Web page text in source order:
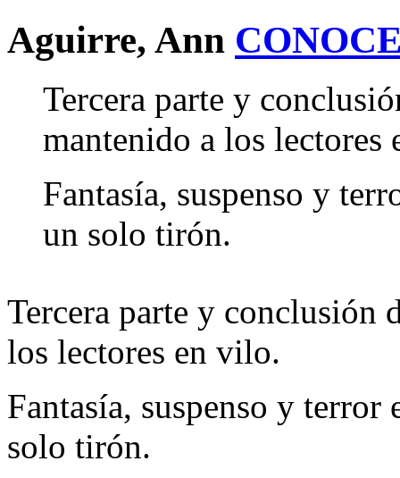
Aguirre, Ann
Tercera parte y
mantenido a los lectores
Fantasía, suspenso y
un solo tirón.
Tercera parte y conclusión
los lectores en vilo.
Fantasía, suspenso y terror
solo tirón.